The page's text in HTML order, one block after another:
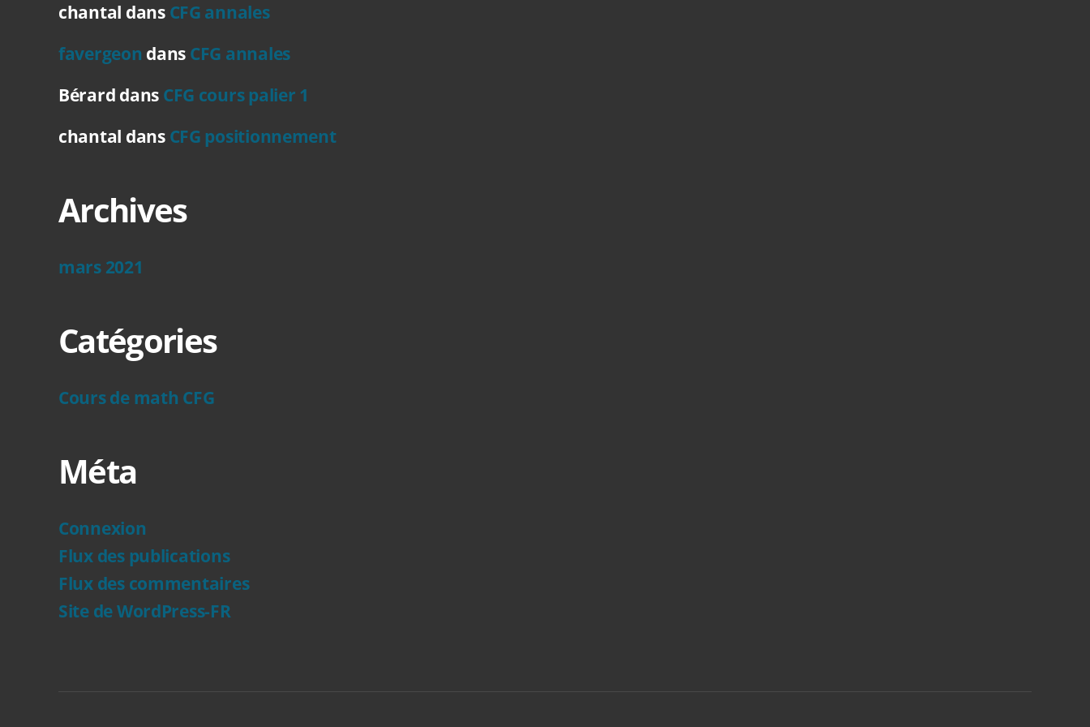
chantal dans CFG annales
favergeon dans CFG annales
Bérard dans CFG cours palier 1
chantal dans CFG positionnement
Archives
mars 2021
Catégories
Cours de math CFG
Méta
Connexion
Flux des publications
Flux des commentaires
Site de WordPress-FR